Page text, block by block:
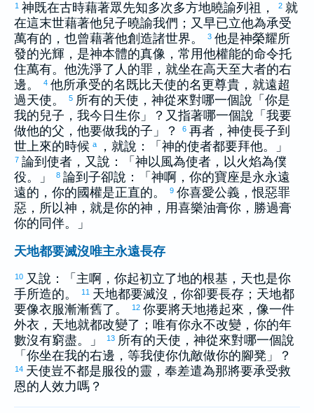
1 神既在古時藉著眾先知多次多方地曉諭列祖， 2 就
在這末世藉著他兒子曉諭我們；又早已立他為承受
萬有的，也曾藉著他創造諸世界。
3 他是神榮耀所
發的光輝，是神本體的真像，常用他權能的命令托
住萬有。他洗淨了人的罪，就坐在高天至大者的右
邊。
4 他所承受的名既比天使的名更尊貴，就遠超
過天使。
5 所有的天使，神從來對哪一個說「你是
我的兒子，我今日生你」？又指著哪一個說「我要
做他的父，他要做我的子」？
6 再者，神使長子到
世上來的時候 a ，就說：「神的使者都要拜他。」
7 論到使者，又說：「神以風為使者，以火焰為僕
役。」
8 論到子卻說：「神啊，你的寶座是永永遠
遠的，你的國權是正直的。
9 你喜愛公義，恨惡罪
惡，所以神，就是你的神，用喜樂油膏你，勝過膏
你的同伴。」
天地都要滅沒唯主永遠長存
10 又說：「主啊，你起初立了地的根基，天也是你
手所造的。
11
天地都要滅沒，你卻要長存；天地都
要像衣服漸漸舊了。
12 你要將天地捲起來，像一件
外衣，天地就都改變了；唯有你永不改變，你的年
數沒有窮盡。」
13 所有的天使，神從來對哪一個說
「你坐在我的右邊，等我使你仇敵做你的腳凳」？
14 天使豈不都是服役的靈，奉差遣為那將要承受救
恩的人效力嗎？